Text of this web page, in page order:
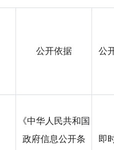
公开依据 公
《中华人民共和国
政府信息公开条
即